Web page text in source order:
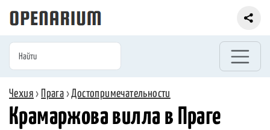
Чехия › Прага ›Достопримечательности
Крамаржова вилла в Праге